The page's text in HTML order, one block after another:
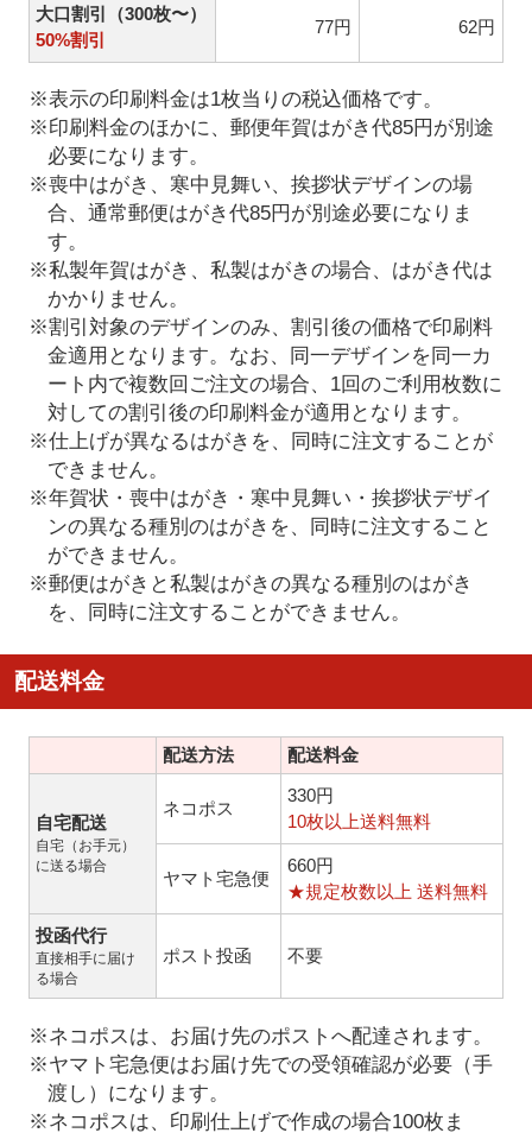
大口割引（300枚〜）
50%割引
77円 62円
※表示の印刷料金は1枚当りの税込価格です。
※印刷料金のほかに、郵便年賀はがき代85円が別途
必要になります。
※喪中はがき、寒中見舞い、挨拶状デザインの場
合、通常郵便はがき代85円が別途必要になりま
す。
※私製年賀はがき、私製はがきの場合、はがき代は
かかりません。
※割引対象のデザインのみ、割引後の価格で印刷料
金適用となります。なお、同一デザインを同一カ
ート内で複数回ご注文の場合、1回のご利用枚数に
対しての割引後の印刷料金が適用となります。
※仕上げが異なるはがきを、同時に注文することが
できません。
※年賀状・喪中はがき・寒中見舞い・挨拶状デザイ
ンの異なる種別のはがきを、同時に注文すること
ができません。
※郵便はがきと私製はがきの異なる種別のはがき
を、同時に注文することができません。
配送料金
配送方法 配送料金
自宅配送
自宅（お手元）
に送る場合
ネコポス
330円
10枚以上送料無料
ヤマト宅急便
660円
★規定枚数以上 送料無料
投函代行
直接相手に届け
る場合
ポスト投函 不要
※ネコポスは、お届け先のポストへ配達されます。
※ヤマト宅急便はお届け先での受領確認が必要（手
渡し）になります。
※ネコポスは、印刷仕上げで作成の場合100枚ま